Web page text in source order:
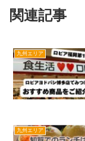
関連記事
九州エリア
九州エリア